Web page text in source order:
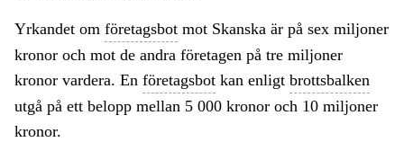
Yrkandet om företagsbot mot Skanska är på sex miljoner
kronor och mot de andra företagen på tre miljoner
kronor vardera. En företagsbot kan enligt brottsbalken
utgå på ett belopp mellan 5 000 kronor och 10 miljoner
kronor.